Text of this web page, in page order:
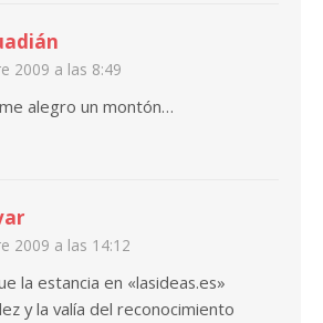
2009 a las 8:49
alegro un montón…
2009 a las 14:12
la estancia en «lasideas.es»
y la valía del reconocimiento